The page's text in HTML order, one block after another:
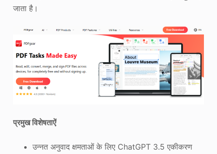
जाता है।
प्रमुख विशेषताऐं
उन्नत अनुवाद क्षमताओं के लिए ChatGPT 3.5 एकीकरण